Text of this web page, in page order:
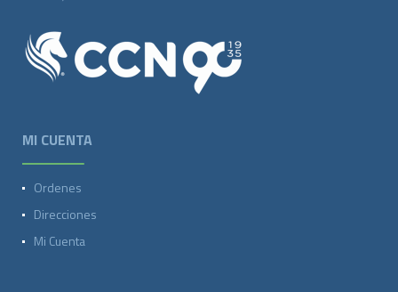
MI CUENTA
Ordenes
Direcciones
Mi Cuenta